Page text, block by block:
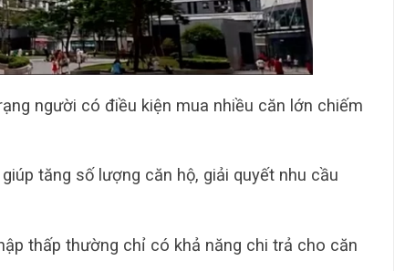
người có điều kiện mua nhiều căn lớn chiếm
tăng số lượng căn hộ, giải quyết nhu cầu
thấp thường chỉ có khả năng chi trả cho căn